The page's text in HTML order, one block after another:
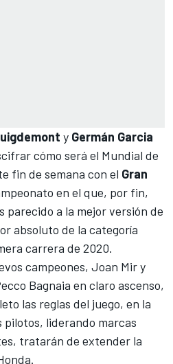
y Germán Garcia
cómo será el Mundial de
fin de semana con el Gran
en el que, por fin,
parecido a la mejor versión de
absoluto de la categoría
carrera de 2020.
campeones, Joan Miry
Bagnaia en claro ascenso,
las reglas del juego, en la
pilotos, liderando marcas
tratarán de extender la